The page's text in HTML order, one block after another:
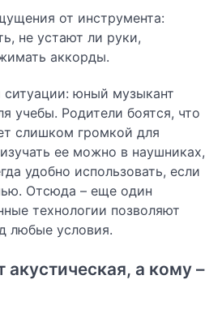
от инструмента:
не устают ли руки,
аккорды.
юный музыкант
учебы. Родители боятся, что
слишком громкой для
ее можно в наушниках,
удобно использовать, если
Отсюда – еще один
технологии позволяют
любые условия.
а кому –